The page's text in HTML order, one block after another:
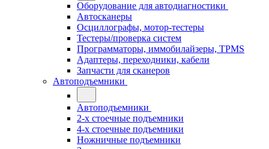
Оборудование для автодиагностики
Автосканеры
Осциллографы, мотор-тестеры
Тестеры/проверка систем
Программаторы, иммобилайзеры, TPMS
Адаптеры, переходники, кабели
Запчасти для сканеров
Автоподъемники
Автоподъемники
2-х стоечные подъемники
4-х стоечные подъемники
Ножничные подъемники